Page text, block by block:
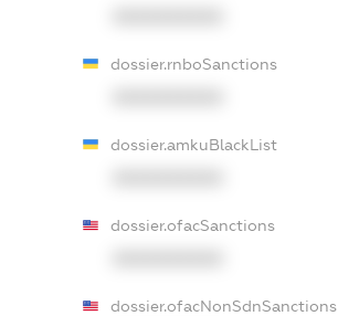
dossier.rnboSanctions
dossier.amkuBlackList
dossier.ofacSanctions
dossier.ofacNonSdnSanctions